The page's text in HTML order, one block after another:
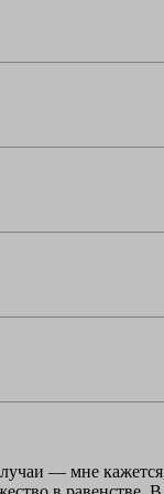
— мне